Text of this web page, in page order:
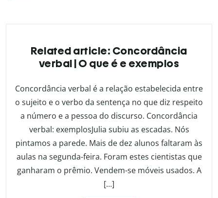
Related article: Concordância
verbal | O que é e exemplos
Concordância verbal é a relação estabelecida entre
o sujeito e o verbo da sentença no que diz respeito
a número e a pessoa do discurso. Concordância
verbal: exemplosJulia subiu as escadas. Nós
pintamos a parede. Mais de dez alunos faltaram às
aulas na segunda-feira. Foram estes cientistas que
ganharam o prêmio. Vendem-se móveis usados. A
[…]